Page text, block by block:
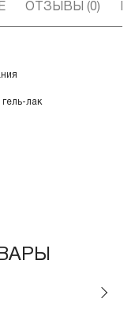
ОТЗЫВЫ (0)
лак